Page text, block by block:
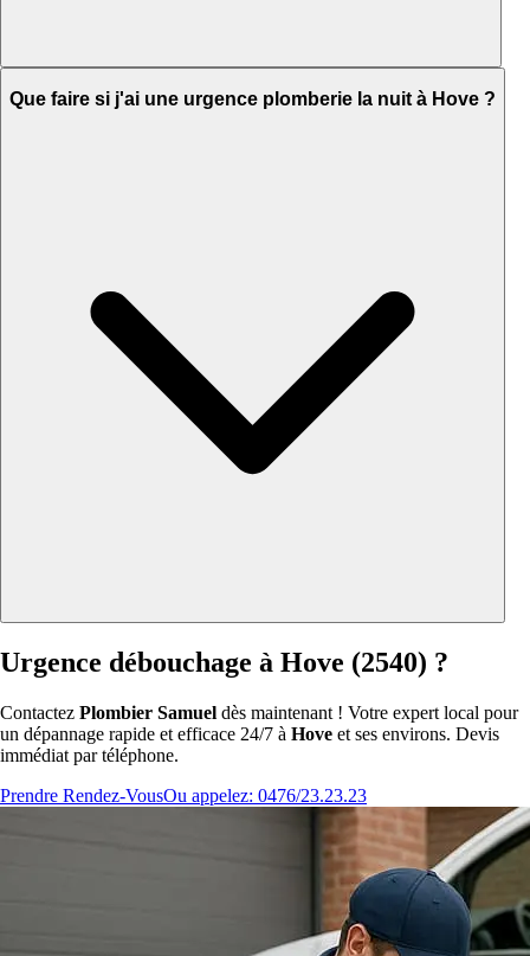
Que faire si j'ai une urgence plomberie la nuit à Hove ?
Urgence débouchage à Hove (2540) ?
Contactez Plombier Samuel dès maintenant ! Votre expert local pour
un dépannage rapide et efficace 24/7 à Hove et ses environs. Devis
immédiat par téléphone.
Prendre Rendez-VousOu appelez: 0476/23.23.23